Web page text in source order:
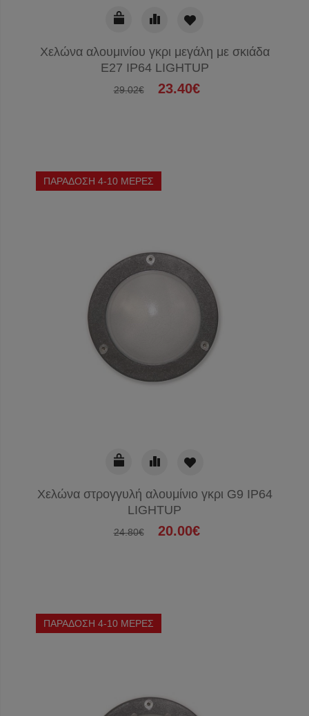
Χελώνα αλουμινίου γκρι μεγάλη με σκιάδα
E27 IP64 LIGHTUP
29.02€ 23.40€
ΠΑΡΑΔΟΣΗ 4-10 ΜΕΡΕΣ
Χελώνα στρογγυλή αλουμίνιο γκρι G9 IP64
LIGHTUP
24.80€ 20.00€
ΠΑΡΑΔΟΣΗ 4-10 ΜΕΡΕΣ